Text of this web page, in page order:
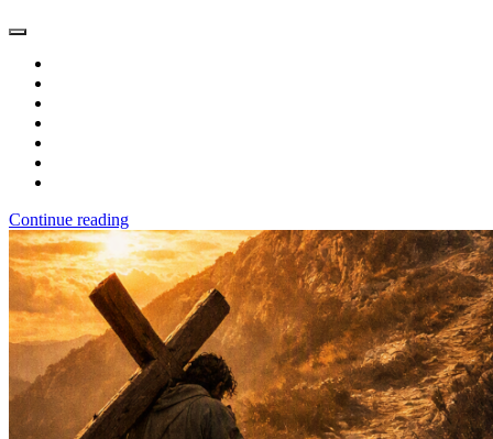
Continue reading